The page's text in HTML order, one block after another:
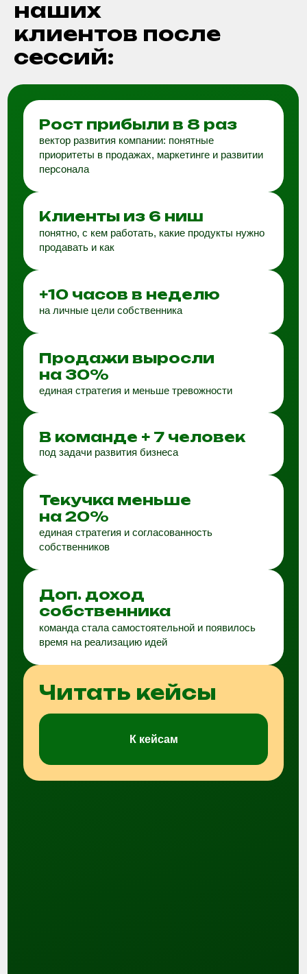
понятно, с кем работать, какие продукты нужно
+10 часов в неделю
Продажи выросли
на 30%
единая стратегия и меньше тревожности
В команде + 7 человек
Текучка меньше
на 20%
единая стратегия и согласованность
собственника
команда стала самостоятельной и появилось
время на реализацию идей
Читать кейсы
К кейсам
Клиентский портфель
экспертов "Сути"